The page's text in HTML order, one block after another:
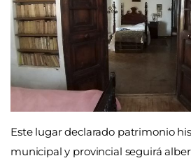
Este lugar declarado patrimonio
municipal y provincial seguirá